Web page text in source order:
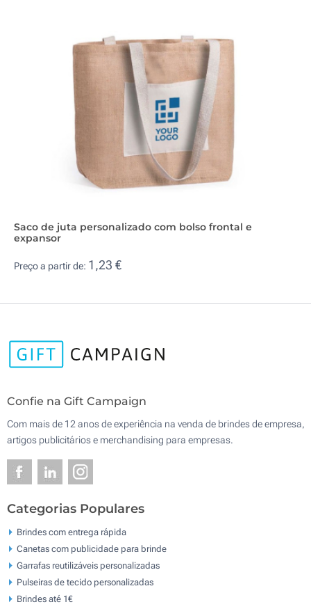
Saco de juta personalizado com bolso frontal e
expansor
Preço a partir de: 1,23 €
Confie na Gift Campaign
Com mais de 12 anos de experiência na venda de brindes de empresa,
artigos publicitários e merchandising para empresas.
Categorias Populares
Brindes com entrega rápida
Canetas com publicidade para brinde
Garrafas reutilizáveis personalizadas
Pulseiras de tecido personalizadas
Brindes até 1€